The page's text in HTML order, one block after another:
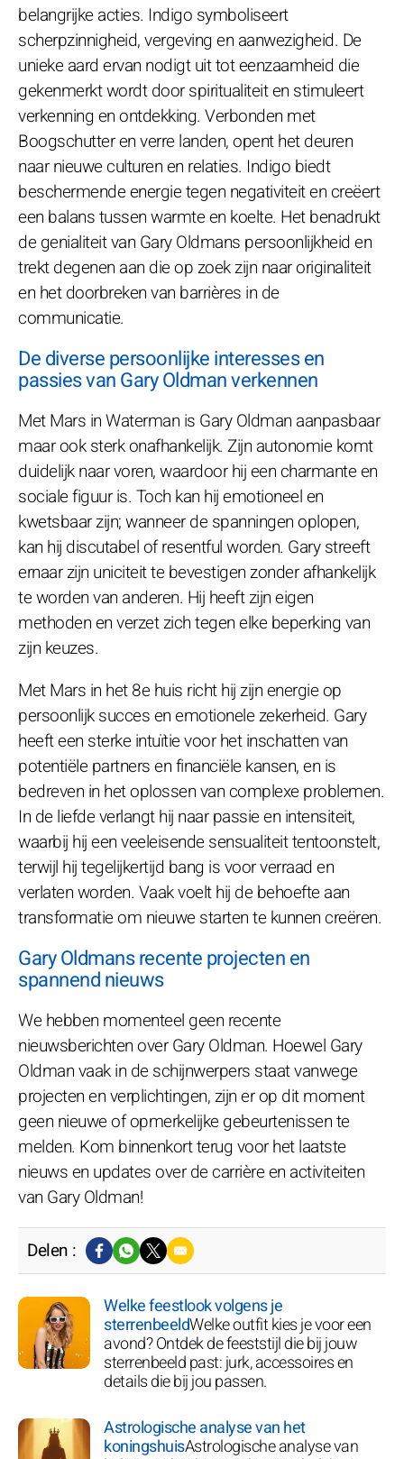
belangrijke acties. Indigo symboliseert
scherpzinnigheid, vergeving en aanwezigheid. De
unieke aard ervan nodigt uit tot eenzaamheid die
gekenmerkt wordt door spiritualiteit en stimuleert
verkenning en ontdekking. Verbonden met
Boogschutter en verre landen, opent het deuren
naar nieuwe culturen en relaties. Indigo biedt
beschermende energie tegen negativiteit en creëert
een balans tussen warmte en koelte. Het benadrukt
de genialiteit van Gary Oldmans persoonlijkheid en
trekt degenen aan die op zoek zijn naar originaliteit
en het doorbreken van barrières in de
communicatie.
De diverse persoonlijke interesses en
passies van Gary Oldman verkennen
Met Mars in Waterman is Gary Oldman aanpasbaar
maar ook sterk onafhankelijk. Zijn autonomie komt
duidelijk naar voren, waardoor hij een charmante en
sociale figuur is. Toch kan hij emotioneel en
kwetsbaar zijn; wanneer de spanningen oplopen,
kan hij discutabel of resentful worden. Gary streeft
ernaar zijn uniciteit te bevestigen zonder afhankelijk
te worden van anderen. Hij heeft zijn eigen
methoden en verzet zich tegen elke beperking van
zijn keuzes.
Met Mars in het 8e huis richt hij zijn energie op
persoonlijk succes en emotionele zekerheid. Gary
heeft een sterke intuïtie voor het inschatten van
potentiële partners en financiële kansen, en is
bedreven in het oplossen van complexe problemen.
In de liefde verlangt hij naar passie en intensiteit,
waarbij hij een veeleisende sensualiteit tentoonstelt,
terwijl hij tegelijkertijd bang is voor verraad en
verlaten worden. Vaak voelt hij de behoefte aan
transformatie om nieuwe starten te kunnen creëren.
Gary Oldmans recente projecten en
spannend nieuws
We hebben momenteel geen recente
nieuwsberichten over Gary Oldman. Hoewel Gary
Oldman vaak in de schijnwerpers staat vanwege
projecten en verplichtingen, zijn er op dit moment
geen nieuwe of opmerkelijke gebeurtenissen te
melden. Kom binnenkort terug voor het laatste
nieuws en updates over de carrière en activiteiten
van Gary Oldman!
Delen :
Welke feestlook volgens je
sterrenbeeldWelke outfit kies je voor een
avond? Ontdek de feeststijl die bij jouw
sterrenbeeld past: jurk, accessoires en
details die bij jou passen.
Astrologische analyse van het
koningshuisAstrologische analyse van